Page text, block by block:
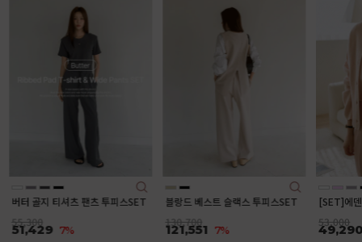
블랑드 베스트 슬랙스 투피스SET
130,700
121,551 7%
[SET]에덴 니트가디건 나시 세트
53,000
49,290 7%
[SET]
디로 옷